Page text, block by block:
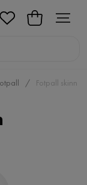
Fotpall skinn